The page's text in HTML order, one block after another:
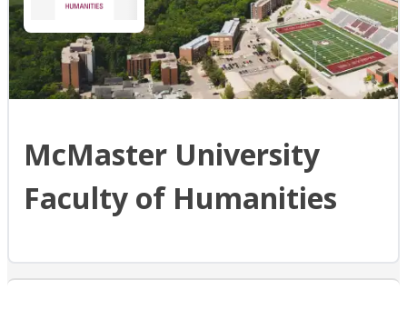
McMaster University
Faculty of Humanities